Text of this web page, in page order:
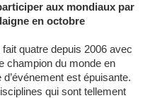
aux mondiaux par
en octobre
fait quatre depuis 2006 avec
champion du monde en
est épuisante.
qui sont tellement